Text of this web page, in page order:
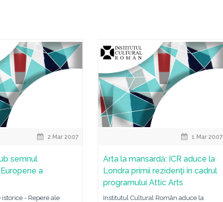
2 Mar 2007
semnul
a
- Repere ale
1 Mar 2007
Arta la mansardă: ICR aduce la
Londra primii rezidenţi în cadrul
programului Attic Arts
Institutul Cultural Român aduce la